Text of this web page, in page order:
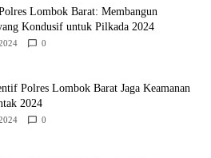
Lombok Barat: Membangun
Kondusif untuk Pilkada 2024
0
Polres Lombok Barat Jaga Keamanan
2024
0